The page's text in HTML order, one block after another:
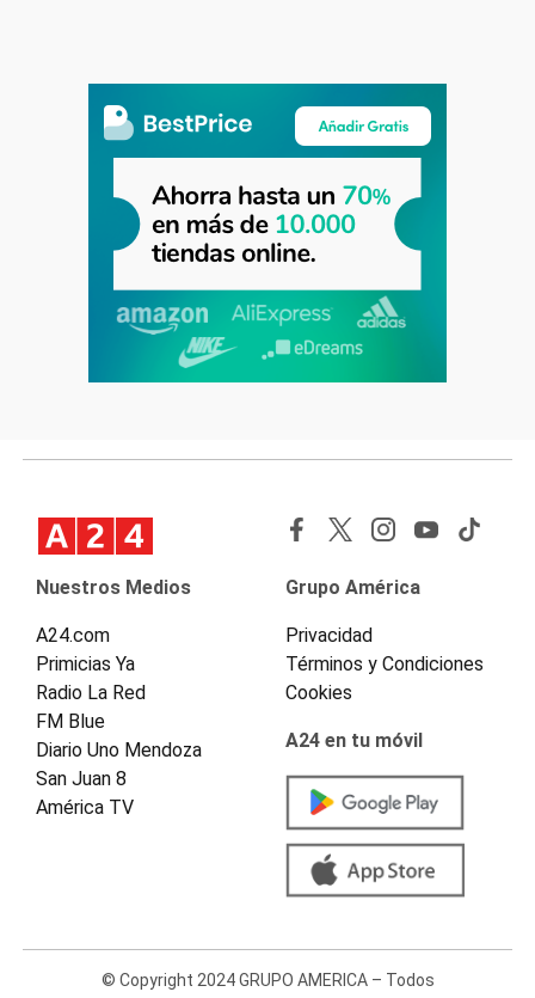
Nuestros Medios
A24.com
Primicias Ya
Radio La Red
FM Blue
Diario Uno Mendoza
San Juan 8
América TV
Grupo América
Privacidad
Términos y Condiciones
Cookies
A24 en tu móvil
© Copyright 2024 GRUPO AMERICA – Todos